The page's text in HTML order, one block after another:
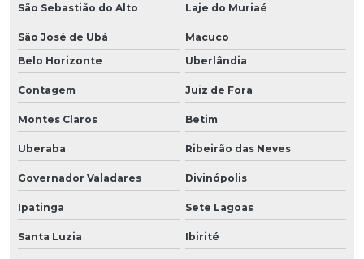
São Sebastião do Alto Laje do Muriaé
São José de Ubá
Macuco
Belo Horizonte
Uberlândia
Contagem Juiz de Fora
Montes Claros Betim
Uberaba Ribeirão das Neves
Governador Valadares Divinópolis
Ipatinga Sete Lagoas
Santa Luzia Ibirité